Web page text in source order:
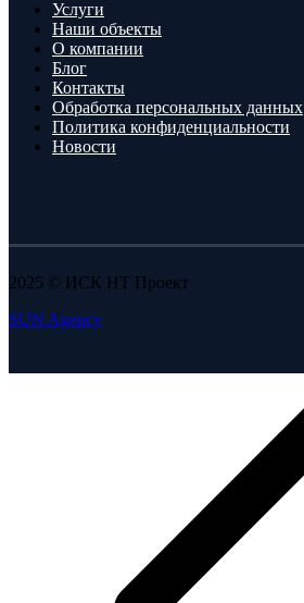
Услуги
Наши объекты
О компании
Блог
Контакты
Обработка персональных данных
Политика конфиденциальности
Новости
2025 © ИСК НТ Проект
SUN Agency